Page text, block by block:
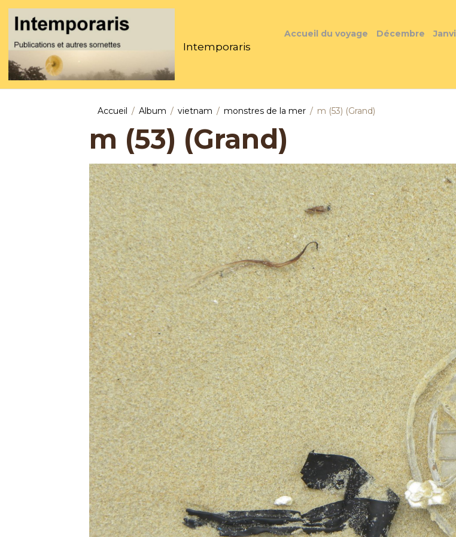
Intemporaris
Accueil du voyage Décembre
Accueil Album vietnam monstres de la mer m (53) (Grand)
m (53) (Grand)